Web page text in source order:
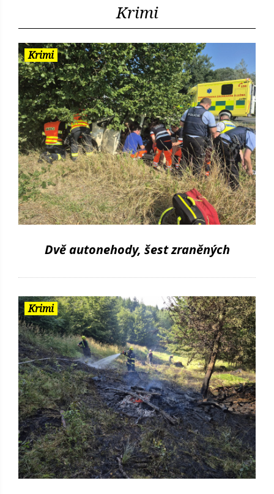
Krimi
Krimi
Dvě autonehody, šest zraněných
Krimi